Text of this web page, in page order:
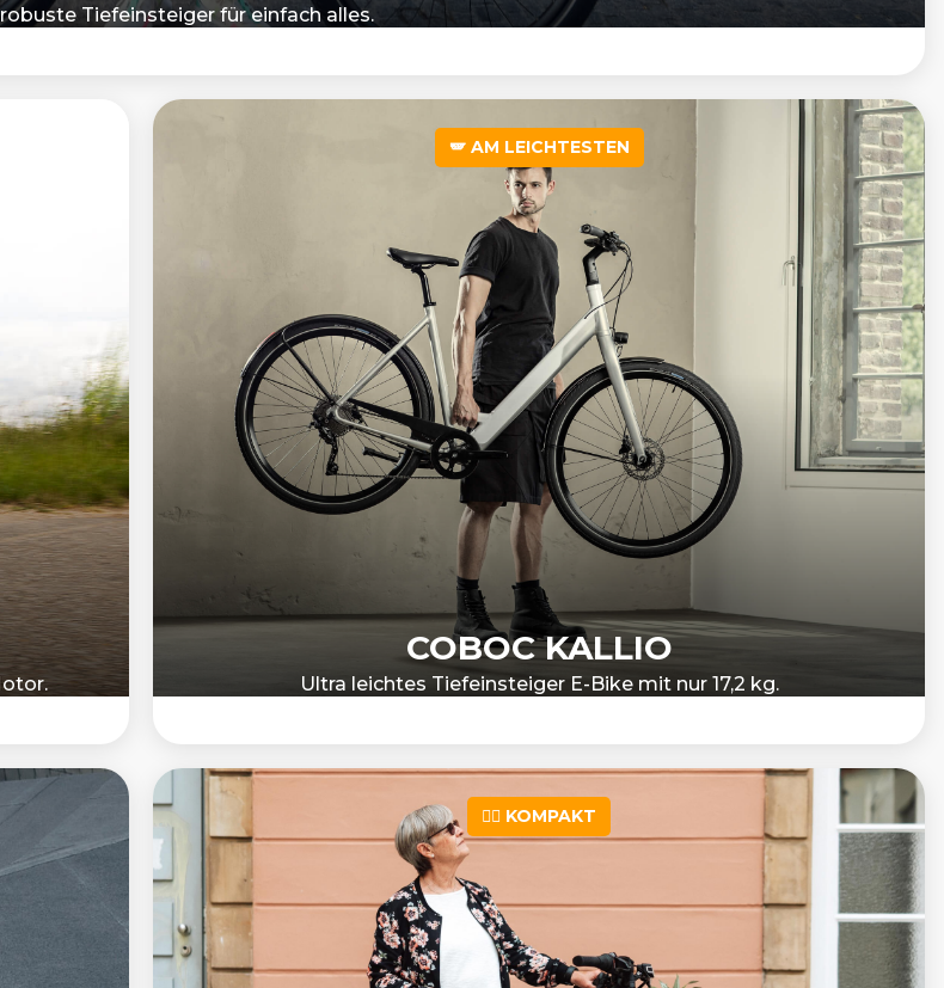
Tiefeinsteiger für einfach alles.
🪽 AM LEICHTESTEN
COBOC KALLIO
Ultra leichtes Tiefeinsteiger E-Bike mit nur 17,2 kg.
👌🏻 KOMPAKT